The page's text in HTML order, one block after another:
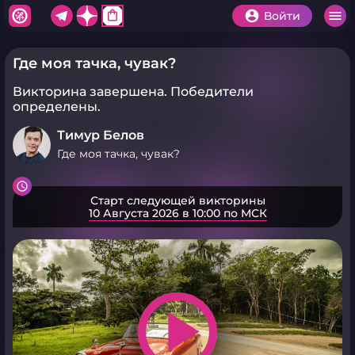
shopping_bag Войти
Где моя тачка, чувак?
Викторина завершена. Победители
определены.
Тимур Белов
Где моя тачка, чувак?
Старт следующей викторины
10 Августа 2026 в 10:00 по МСК
play_arrow